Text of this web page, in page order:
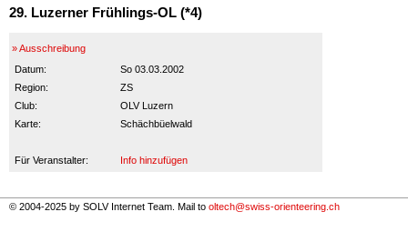
29. Luzerner Frühlings-OL (*4)
» Ausschreibung
Datum:
So 03.03.2002
Region:
ZS
Club:
OLV Luzern
Karte:
Schächbüelwald
Für Veranstalter: Info hinzufügen
© 2004-2025 by SOLV Internet Team. Mail to oltech@swiss-orienteering.ch